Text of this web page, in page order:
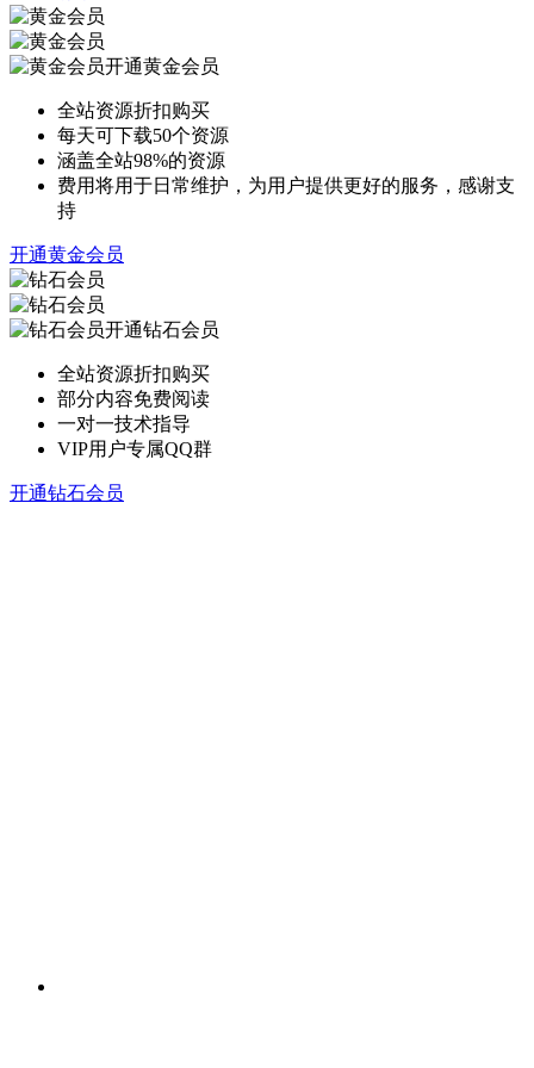
开通黄金会员
全站资源折扣购买
每天可下载50个资源
涵盖全站98%的资源
费用将用于日常维护，为用户提供更好的服务，感谢支
持
开通黄金会员
开通钻石会员
全站资源折扣购买
部分内容免费阅读
一对一技术指导
VIP用户专属QQ群
开通钻石会员